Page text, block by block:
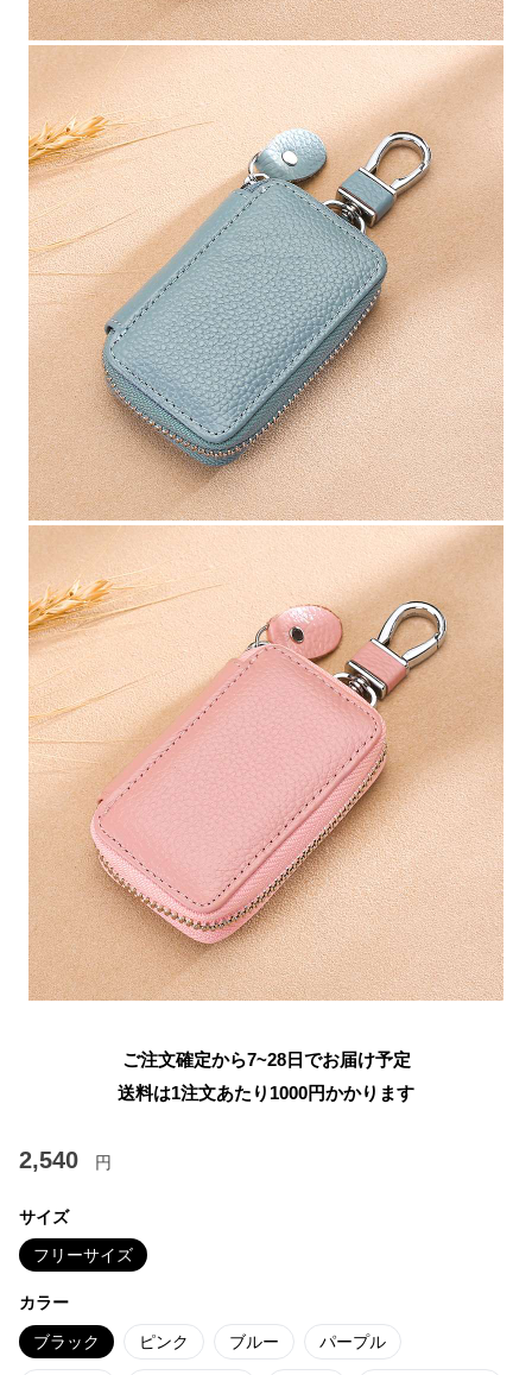
ご注文確定から7~28日でお届け予定
送料は1注文あたり 1000円かかります
2,540 円
サイズ
フリーサイズ
カラー
ブラック ピンク ブルー パープル